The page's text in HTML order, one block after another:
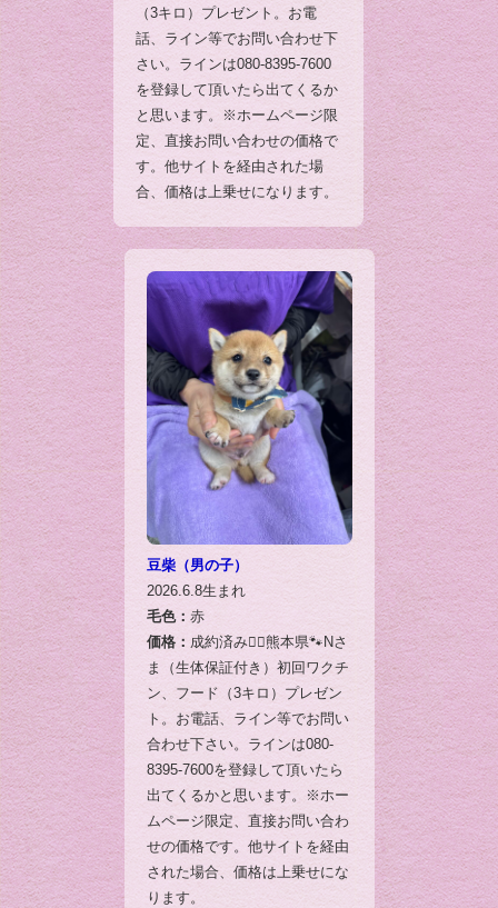
（3キロ）プレゼント。お電
話、ライン等でお問い合わせ下
さい。ラインは080-8395-7600
を登録して頂いたら出てくるか
と思います。※ホームページ限
定、直接お問い合わせの価格で
す。他サイトを経由された場
合、価格は上乗せになります。
豆柴（男の子）
2026.6.8生まれ
毛色： 赤
価格： 成約済み🙇‍♂️熊本県🐾Nさ
ま（生体保証付き）初回ワクチ
ン、フード（3キロ）プレゼン
ト。お電話、ライン等でお問い
合わせ下さい。ラインは080-
8395-7600を登録して頂いたら
出てくるかと思います。※ホー
ムページ限定、直接お問い合わ
せの価格です。他サイトを経由
された場合、価格は上乗せにな
ります。